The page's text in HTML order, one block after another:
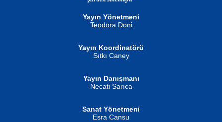
Ben Deniz Değilim ki...
Yayın Yönetmeni
Teodora Doni
Yayın Koordinatörü
Sıtkı Caney
Yayın Danışmanı
Necati Sarıca
Sanat Yönetmeni
Esra Cansu